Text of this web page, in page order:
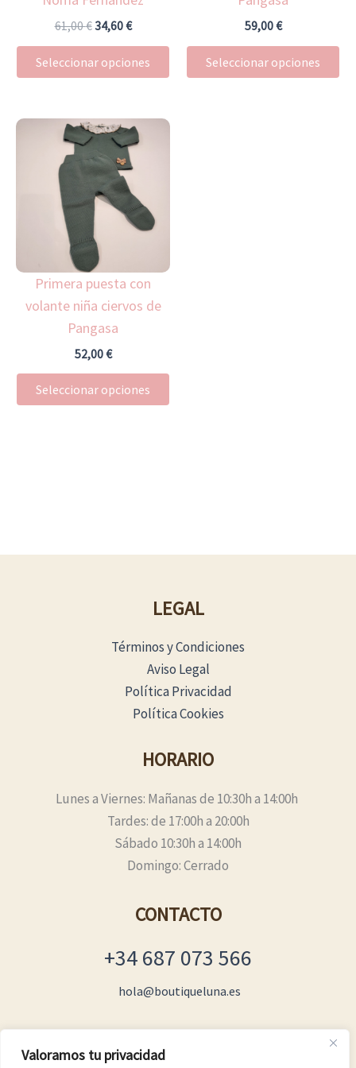
Valoramos tu privacidad
61,00€34,60€
Seleccionar opciones
la
página
59,00€
Seleccionar opciones
la
Primera puesta con
volante niña ciervos de
Pangasa
52,00€
Seleccionar opciones
Este
opciones
la
LEGAL
Términos y Condiciones
Aviso Legal
Política Privacidad
Política Cookies
HORARIO
Lunes a Viernes: Mañanas de 10:30h a 14:00h
Tardes: de 17:00h a 20:00h
Sábado 10:30h a 14:00h
Domingo: Cerrado
CONTACTO
+34 687 073 566
hola@boutiqueluna.es